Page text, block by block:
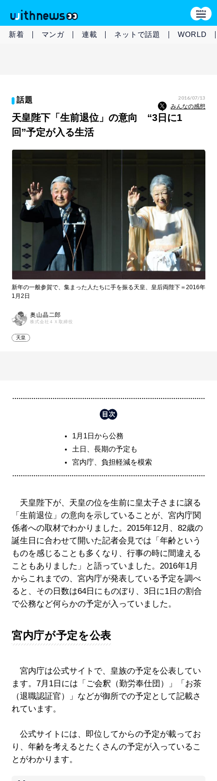
新着 マンガ 連載 ネットで話題 WORLD
話題 2016/07/13
みんなの感想
天皇陛下「生前退位」の意向 “3日に1
回”予定が入る生活
新年の一般参賀で、集まった人たちに手を振る天皇、皇后両陛下＝2016年
1月2日
奥山晶二郎
株式会社４Ｘ取締役
天皇
1月1日から公務
土日、長期の予定も
宮内庁、負担軽減を模索
天皇陛下が、天皇の位を生前に皇太子さまに譲る
「生前退位」の意向を示していることが、宮内庁関
係者への取材でわかりました。2015年12月、82歳の
誕生日に合わせて開いた記者会見では「年齢という
ものを感じることも多くなり、行事の時に間違える
こともありました」と語っていました。2016年1月
からこれまでの、宮内庁が発表している予定を調べ
ると、その日数は64日にものぼり、3日に1日の割合
で公務など何らかの予定が入っていました。
宮内庁が予定を公表
宮内庁は公式サイトで、皇族の予定を公表してい
ます。7月1日には「ご会釈（勤労奉仕団）」「お茶
（退職認証官）」などが御所での予定として記載さ
れています。
公式サイトには、即位してからの予定が載ってお
り、年齢を考えるとたくさんの予定が入っているこ
とがわかります。